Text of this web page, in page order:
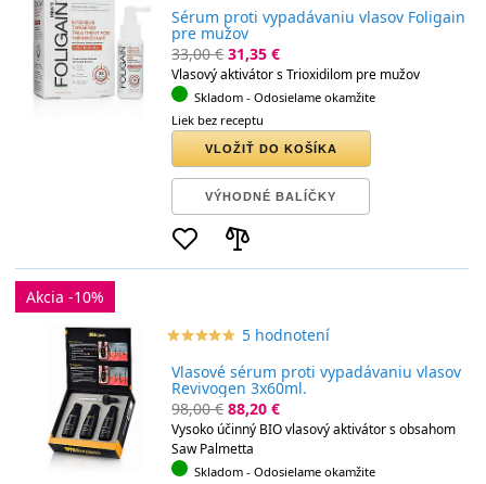
Sérum proti vypadávaniu vlasov Foligain
pre mužov
33,00 € 31,35 €
Vlasový aktivátor s Trioxidilom pre mužov
Skladom - Odosielame okamžite
Liek bez receptu
VLOŽIŤ DO KOŠÍKA
VÝHODNÉ BALÍČKY
Akcia -10%
star_borderstar_borderstar_borderstar_borderstar_border
starstarstarstarstar 5 hodnotení
Vlasové sérum proti vypadávaniu vlasov
Revivogen 3x60ml.
98,00 € 88,20 €
Vysoko účinný BIO vlasový aktivátor s obsahom
Saw Palmetta
Skladom - Odosielame okamžite